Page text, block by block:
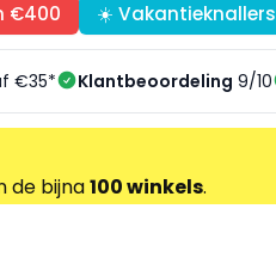
€400 ☀️ Vakantieknallers
€35* Klantbeoordeling 9/10
de bijna100 winkels.